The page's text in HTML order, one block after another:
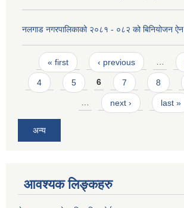
नलगाड नगरपालिकाको २०८१ - ०८२ को बिनियोजन ऐन
Pages
« first ‹ previous …
4 5 6 7 8
… next › last »
अन्य
आवश्यक लिङ्कहरु